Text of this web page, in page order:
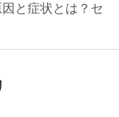
と症状とは？セ